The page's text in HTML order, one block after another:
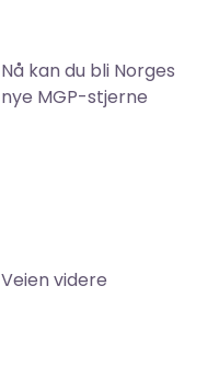
Nå kan du bli Norges
nye MGP-stjerne
Veien videre